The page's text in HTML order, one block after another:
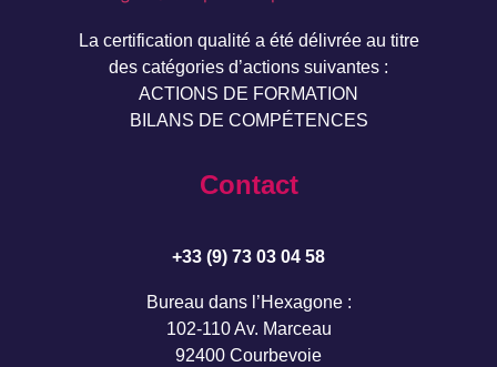
La certification qualité a été délivrée au titre
des catégories d’actions suivantes :
ACTIONS DE FORMATION
BILANS DE COMPÉTENCES
Contact
+33 (9) 73 03 04 58
Bureau dans l’Hexagone :
102-110 Av. Marceau
92400 Courbevoie